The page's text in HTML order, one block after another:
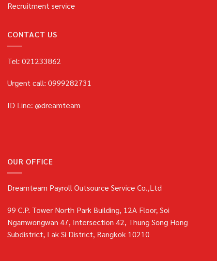
Recruitment service
CONTACT US
Tel: 021233862
Urgent call: 0999282731
ID Line: @dreamteam
OUR OFFICE
Dreamteam Payroll Outsource Service Co.,Ltd
99 C.P. Tower North Park Building, 12A Floor, Soi
Ngamwongwan 47, Intersection 42, Thung Song Hong
Subdistrict, Lak Si District, Bangkok 10210